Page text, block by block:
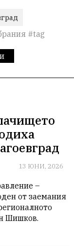
#tag
13 ЮНИ, 2026
–
от заемания
Шишков.